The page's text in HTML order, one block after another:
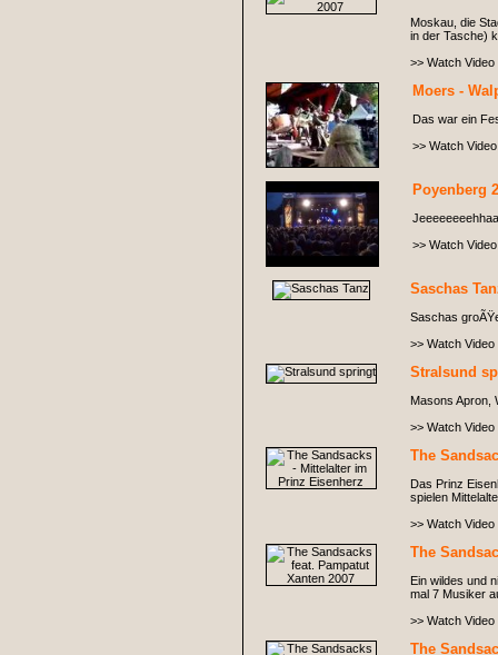
Moskau, die
in der Tasche)
>> Watch Video
Moers -
Das war ein
>> Watch Video
Poyenberg
>> Watch Video
Saschas
Saschas
>> Watch Video
Stralsund
Masons Apron,
>> Watch Video
The
Das Prinz
spielen
>> Watch Video
The
Ein wildes und
mal 7 Musiker
>> Watch Video
The